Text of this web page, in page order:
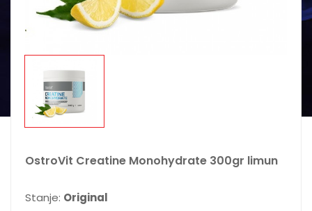
OstroVit Creatine Monohydrate 300gr limun
Stanje: Original